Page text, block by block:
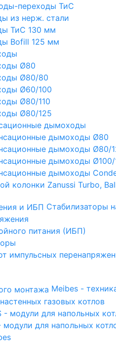
переходы ТиС
из нерж. стали
ТиС 130 мм
Bofill 125 мм
Ø80
Ø80/80
Ø60/100
Ø80/110
Ø80/125
дымоходы
дымоходы Ø80
дымоходы Ø80/
дымоходы Ø100/
дымоходы
колонки Zanussi Turbo,
Стабилизаторы
питания (ИБП)
импульсных
Meibes -
газовых котлов
- модули для напольных
для напольных